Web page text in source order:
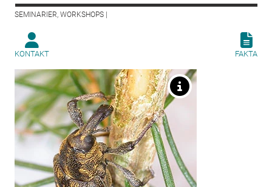
SEMINARIER, WORKSHOPS |
KONTAKT FAKTA